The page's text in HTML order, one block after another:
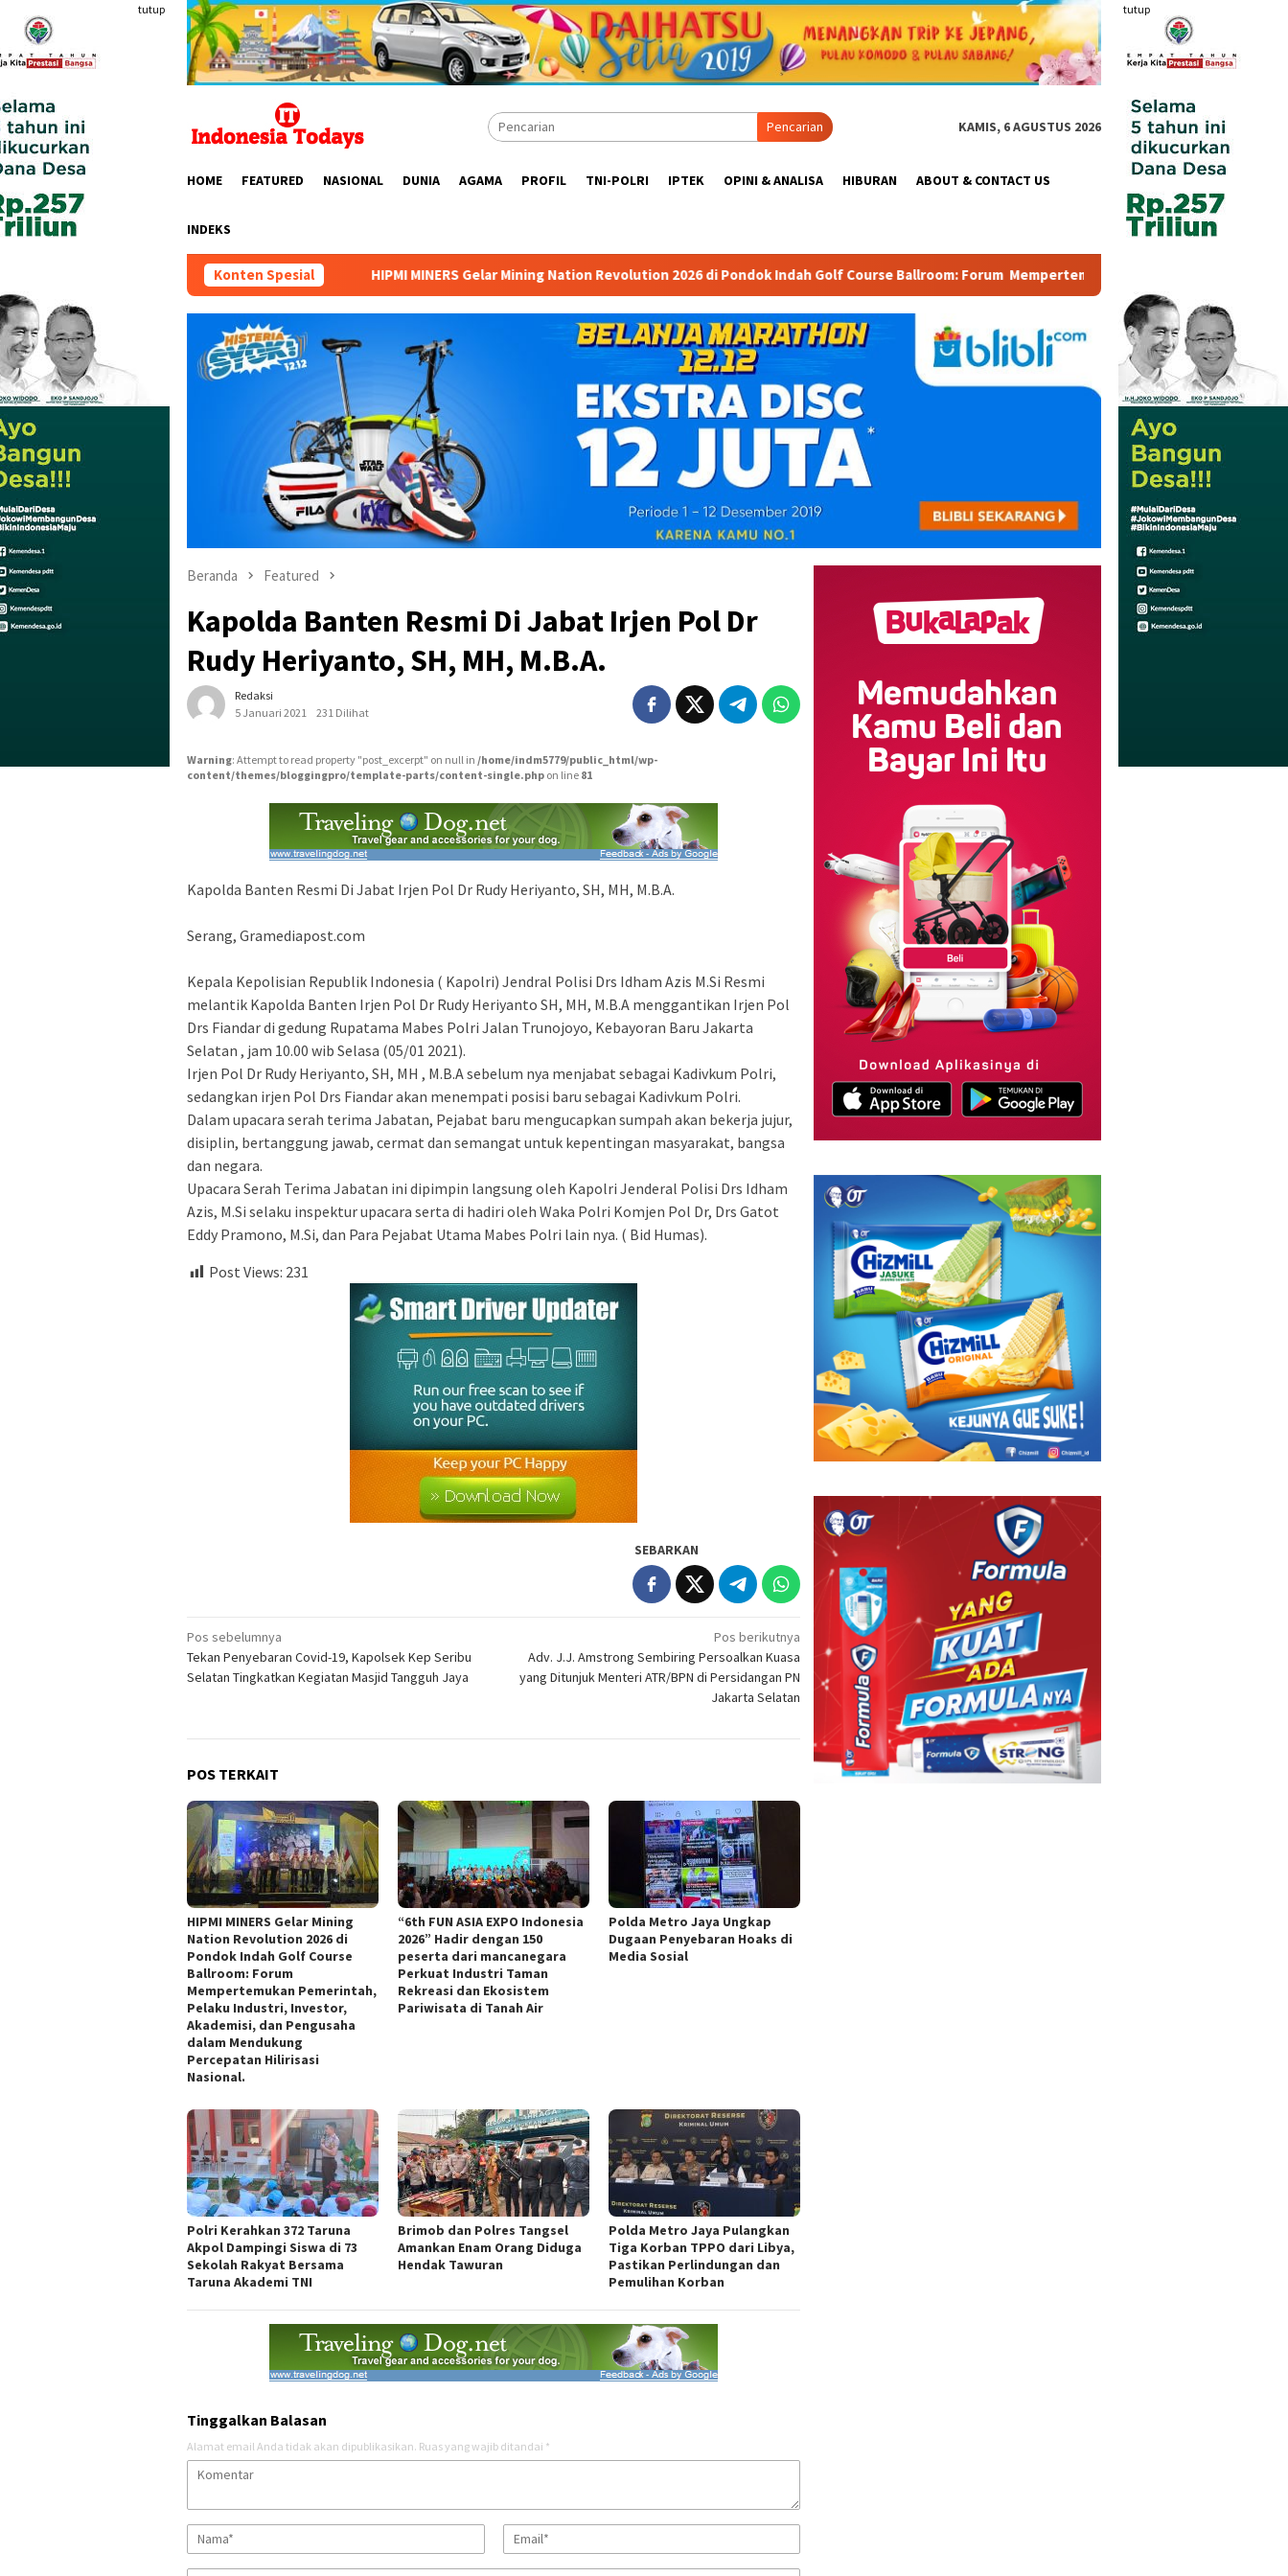
konten
tutup tutup
Pencarian KAMIS, 6 AGUSTUS 2026
HOME FEATURED NASIONAL DUNIA AGAMA PROFIL TNI-POLRI IPTEK OPINI & ANALISA HIBURAN ABOUT & CONTACT US
INDEKS
Konten Spesial
HIPMI MINERS Gelar Mining Nation Revolution 2026 di Pondok Indah Golf Course Ballroom: Forum Mempertemukan Pemerintah, Pelaku Industri, Investor,
Beranda Featured
Kapolda Banten Resmi Di Jabat Irjen Pol Dr
Rudy Heriyanto, SH, MH, M.B.A.
Redaksi
5 Januari 2021
231 Dilihat
Warning: Attempt to read property "post_excerpt" on null in /home/indm5779/public_html/wp-
content/themes/bloggingpro/template-parts/content-single.php on line 81
Kapolda Banten Resmi Di Jabat Irjen Pol Dr Rudy Heriyanto, SH, MH, M.B.A.
Serang, Gramediapost.com
Kepala Kepolisian Republik Indonesia ( Kapolri) Jendral Polisi Drs Idham Azis M.Si Resmi
melantik Kapolda Banten Irjen Pol Dr Rudy Heriyanto SH, MH, M.B.A menggantikan Irjen Pol
Drs Fiandar di gedung Rupatama Mabes Polri Jalan Trunojoyo, Kebayoran Baru Jakarta
Selatan , jam 10.00 wib Selasa (05/01 2021).
Irjen Pol Dr Rudy Heriyanto, SH, MH , M.B.A sebelum nya menjabat sebagai Kadivkum Polri,
sedangkan irjen Pol Drs Fiandar akan menempati posisi baru sebagai Kadivkum Polri.
Dalam upacara serah terima Jabatan, Pejabat baru mengucapkan sumpah akan bekerja jujur,
disiplin, bertanggung jawab, cermat dan semangat untuk kepentingan masyarakat, bangsa
dan negara.
Upacara Serah Terima Jabatan ini dipimpin langsung oleh Kapolri Jenderal Polisi Drs Idham
Azis, M.Si selaku inspektur upacara serta di hadiri oleh Waka Polri Komjen Pol Dr, Drs Gatot
Eddy Pramono, M.Si, dan Para Pejabat Utama Mabes Polri lain nya. ( Bid Humas).
Post Views: 231
SEBARKAN
Navigasi
pos
Pos sebelumnya
Tekan Penyebaran Covid-19, Kapolsek Kep Seribu
Selatan Tingkatkan Kegiatan Masjid Tangguh Jaya
Pos berikutnya
Adv. J.J. Amstrong Sembiring Persoalkan Kuasa
yang Ditunjuk Menteri ATR/BPN di Persidangan PN
Jakarta Selatan
POS TERKAIT
HIPMI MINERS Gelar Mining
Nation Revolution 2026 di
Pondok Indah Golf Course
Ballroom: Forum
Mempertemukan Pemerintah,
Pelaku Industri, Investor,
Akademisi, dan Pengusaha
dalam Mendukung
Percepatan Hilirisasi
Nasional.
“6th FUN ASIA EXPO Indonesia
2026” Hadir dengan 150
peserta dari mancanegara
Perkuat Industri Taman
Rekreasi dan Ekosistem
Pariwisata di Tanah Air
Polda Metro Jaya Ungkap
Dugaan Penyebaran Hoaks di
Media Sosial
Polri Kerahkan 372 Taruna
Akpol Dampingi Siswa di 73
Sekolah Rakyat Bersama
Taruna Akademi TNI
Brimob dan Polres Tangsel
Amankan Enam Orang Diduga
Hendak Tawuran
Polda Metro Jaya Pulangkan
Tiga Korban TPPO dari Libya,
Pastikan Perlindungan dan
Pemulihan Korban
Tinggalkan Balasan
Alamat email Anda tidak akan dipublikasikan. Ruas yang wajib ditandai *